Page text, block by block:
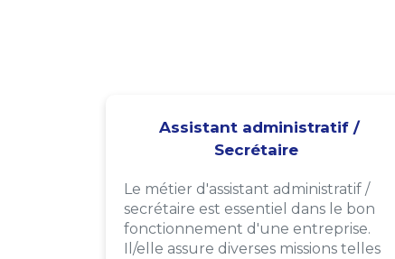
Assistant administratif /
Secrétaire
Le métier d'assistant administratif /
secrétaire est essentiel dans le bon
fonctionnement d'une entreprise.
Il/elle assure diverses missions telles